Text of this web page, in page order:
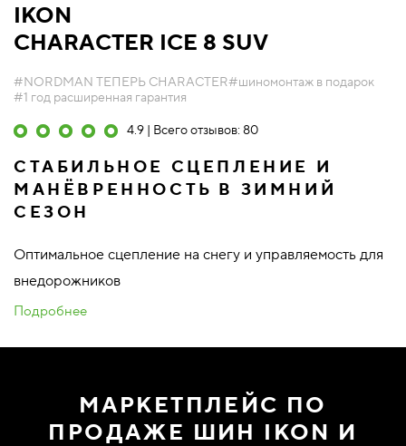
IKON
CHARACTER ICE 8 SUV
#NORDMAN ТЕПЕРЬ CHARACTER#шиномонтаж в подарок
#1 год расширенная гарантия
4.9 | Всего отзывов: 80
СТАБИЛЬНОЕ СЦЕПЛЕНИЕ И
МАНЁВРЕННОСТЬ В ЗИМНИЙ
СЕЗОН
Оптимальное сцепление на снегу и управляемость для
внедорожников
Подробнее
МАРКЕТПЛЕЙС ПО
ПРОДАЖЕ ШИН IKON И